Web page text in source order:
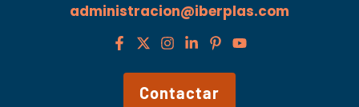
administracion@iberplas.com
Contactar